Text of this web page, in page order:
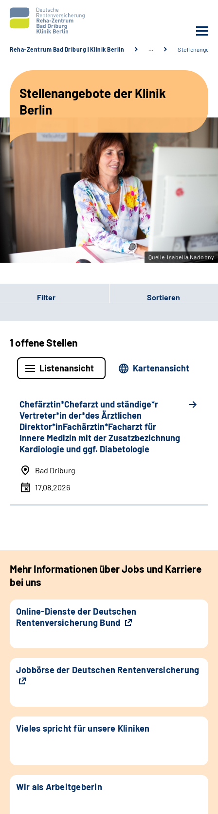
Unsere Angebote
Karriere
Leichte Sprache
Gebärdensprache
Reha-Zentrum Bad Driburg | Klinik Berlin …
Stellenangebote der Klinik
Berlin
Quelle:Isabella Nadobny
Filter Sortieren
1 offene Stellen
Listenansicht Kartenansicht
Chefärztin*Chefarzt und ständige*r
Vertreter*in der*des Ärztlichen
Direktor*inFachärztin*Facharzt für
Innere Medizin mit der Zusatzbezichnung
Kardiologie und ggf. Diabetologie
Bad Driburg
17.08.2026
Mehr Informationen über Jobs und Karriere
bei uns
Online-Dienste der Deutschen
Rentenversicherung Bund
Jobbörse der Deutschen Rentenversicherung
Vieles spricht für unsere Kliniken
Wir als Arbeitgeberin